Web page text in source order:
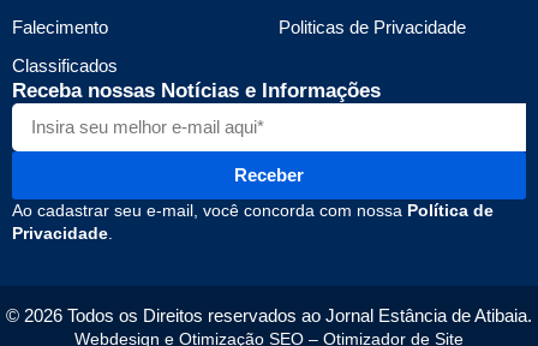
Falecimento
Classificados
Politicas de Privacidade
Receba nossas Notícias e Informações
Receber
Ao cadastrar seu e-mail, você concorda com nossa Política de
Privacidade
© 2026 Todos os Direitos reservados ao Jornal Estância de Atibaia.
Webdesign e Otimização SEO – Otimizador de Site